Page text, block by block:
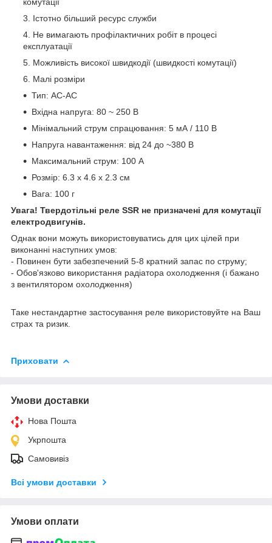
Істотно більший ресурс служби
Не вимагають профілактичних робіт в процесі
експлуатації
Можливість високої швидкодії (швидкості комутації)
Малі розміри
Тип: АC-AC
Вхідна напруга: 80 ~ 250 В
Мінімальний струм спрацювання: 5 мА / 110 В
Напруга навантаження: від 24 до ~380 В
Максимальний струм: 100 А
Розмір: 6.3 х 4.6 х 2.3 см
Вага: 100 г
Увага! Твердотільні реле SSR не призначені для комутації
електродвигунів.
Однак вони можуть використовуватись для цих цілей при
виконанні наступних умов:
- Повинен бути забезпечений 5-8 кратний запас по струму;
- Обов'язково використання радіатора охолодження (і бажано
з вентилятором охолодження)
Таке нестандартне застосування реле використовуйте на Ваш
страх та ризик.
Приховати
Умови доставки
Нова Пошта
Укрпошта
Самовивіз
Всі умови доставки
Умови оплати